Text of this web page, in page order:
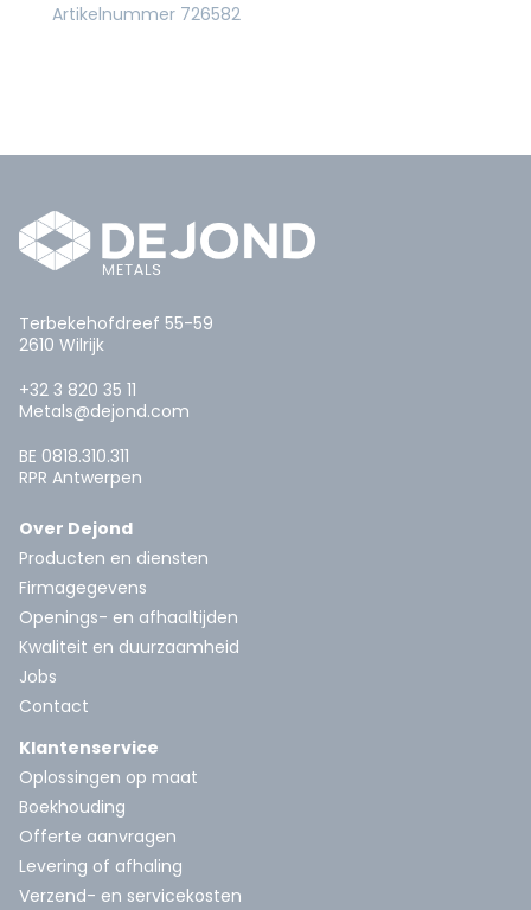
Artikelnummer 726582
Terbekehofdreef 55-59
2610 Wilrijk
+32 3 820 35 11
Metals@dejond.com
BE 0818.310.311
RPR Antwerpen
Over Dejond
Producten en diensten
Firmagegevens
Openings- en afhaaltijden
Kwaliteit en duurzaamheid
Jobs
Contact
Klantenservice
Oplossingen op maat
Boekhouding
Offerte aanvragen
Levering of afhaling
Verzend- en servicekosten